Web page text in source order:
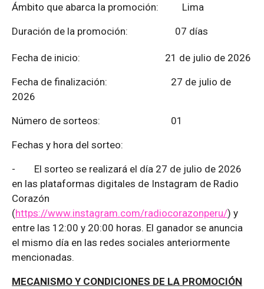
Ámbito que abarca la promoción: Lima
Duración de la promoción: 07 días
Fecha de inicio: 21 de julio de 2026
Fecha de finalización:
27 de julio de
2026
Número de sorteos: 01
Fechas y hora del sorteo:
- El sorteo se realizará el día 27 de julio de 2026
en las plataformas digitales de Instagram de Radio
Corazón
(https://www.instagram.com/radiocorazonperu/) y
entre las 12:00 y 20:00 horas. El ganador se anuncia
el mismo día en las redes sociales anteriormente
mencionadas.
MECANISMO Y CONDICIONES DE LA PROMOCIÓN